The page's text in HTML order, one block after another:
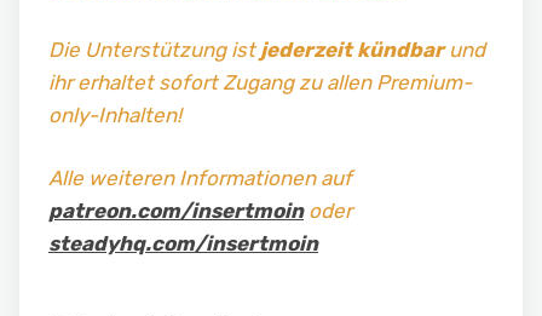
Die Unterstützung istjederzeit kündbarund
ihr erhaltet sofort Zugang zu allen Premium-
only-Inhalten!
Alle weiteren Informationen auf
patreon.com/insertmoinoder
steadyhq.com/insertmoin